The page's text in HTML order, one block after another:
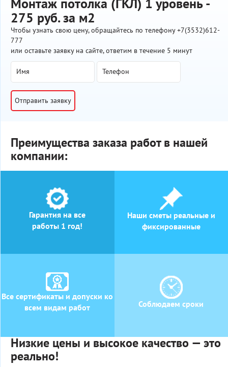
Монтаж потолка (ГКЛ) 1 уровень -
275 руб. за м2
Чтобы узнать свою цену, обращайтесь по телефону +7(3532)612-
777
или оставьте заявку на сайте, ответим в течение 5 минут
Отправить заявку
Преимущества заказа работ в нашей
компании:
Гарантия на все
работы 1 год!
Наши сметы реальные и
фиксированные
Все сертификаты и допуски ко
всем видам работ
Соблюдаем сроки
Низкие цены и высокое качество — это
реально!